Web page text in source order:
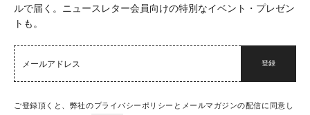
ルで届く。ニュースレター会員向けの特別なイベント・プレゼン
トも。
登録
ご登録頂くと、弊社のプライバシーポリシーとメールマガジンの配信に同意し